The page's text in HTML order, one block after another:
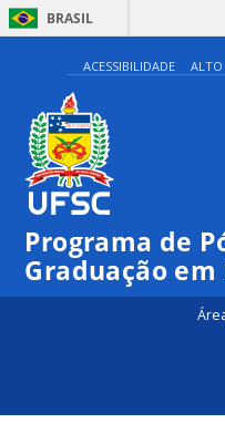
BRASIL
ACESSIBILIDADE ALTO
Programa de
Graduação